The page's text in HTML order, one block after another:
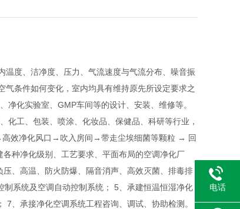
度、洁净度、压力、气流速度与气流分布、噪音振
条件如何变化，室内均具有维持原先所设定要求之
化实验室、GMP车间等的设计、安装、维修等。
工、包装、喷涂、化妆品、保健品、科研等行业，
效净化风口→吹入房间→带走尘埃细菌等颗粒 → 回
种净化级别、工艺要求、平面布局的空调净化厂
、高温、防火防爆、隔音消声、高效灭菌、排毒排
系统及空调自动控制系统； 5、承建恒温恒湿净化
、承接净化空调系统工程咨询、调试、协助检测。
电话